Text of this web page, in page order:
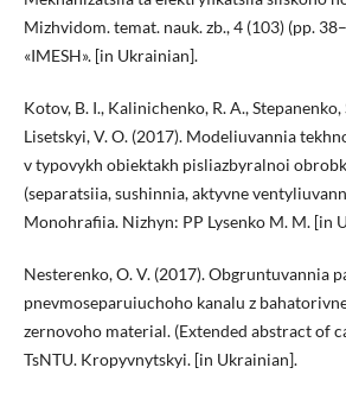
Mizhvidom. temat. nauk. zb., 4 (103) (pp.
«IMESH». [in Ukrainian].
Kotov, B. I., Kalinichenko, R. A., Stepanenko,
Lisetskyi, V. O. (2017). Modeliuvannia
v typovykh obiektakh pisliazbyralnoi
(separatsiia, sushinnia, aktyvne
Monohrafiia. Nizhyn: PP Lysenko M. M. [in
Nesterenko, O. V. (2017). Obgruntuvannia
pnevmoseparuiuchoho kanalu z
zernovoho material. (Extended abstract of
TsNTU. Kropyvnytskyi. [in Ukrainian].